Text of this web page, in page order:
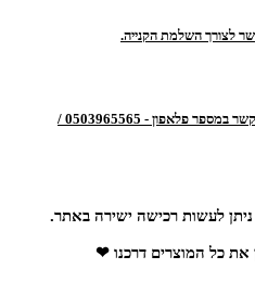
קשר לצורך השלמת הקנייה.
לייעוץ אונליין/הצתרפות למועדון - יש ליצור קשר במספר פלאפון - 0503965565 /
לעשות רכישה ישירה באתר.
את כל המוצרים דרכנו ❤